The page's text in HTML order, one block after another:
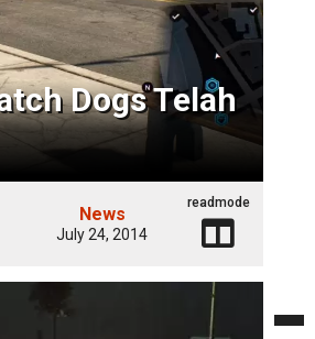
Dogs Telah
News
July 24, 2014
readmode